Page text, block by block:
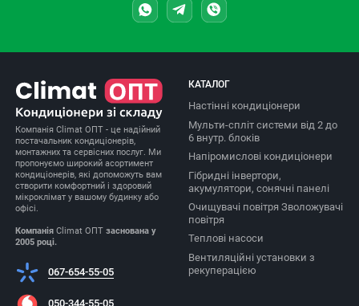
Компанія Climat ОПТ - це надійний
постачальник кондиціонерів,
монтажних та сервісних послуг. Ми
пропонуємо широкий асортимент
кондиціонерів, які допоможуть вам
створити комфортний і здоровий
мікроклімат у вашому будинку або
офісі.
Компанія Climat ОПТзаснована у
2005 році.
067-654-55-05
050-344-55-05
КАТАЛОГ
Настінні кондиціонери
Мульти-спліт системи від 2 до
6 внутр. блоків
Напіромислові кондиціонери
Гібридні інвертори,
акумулятори, сонячні панелі
Очищувачі повітря Зволожувачі
повітря
Теплові насоси
Вентиляційні установки з
рекуперацією